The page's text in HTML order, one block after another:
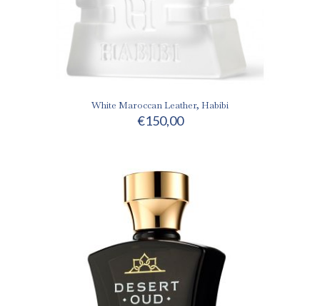
White Maroccan Leather, Habibi
€150,00